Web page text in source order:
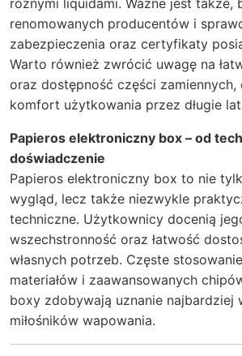
różnymi liquidami. Ważne jest także,
renomowanych producentów i
zabezpieczenia oraz certyfikaty
Warto również zwrócić uwagę na
oraz dostępność części zamiennych,
komfort użytkowania przez długie
Papieros elektroniczny box – od
doświadczenie
Papieros elektroniczny box to nie
wygląd, lecz także niezwykle
techniczne. Użytkownicy docenią
wszechstronność oraz łatwość
własnych potrzeb. Częste
materiałów i zaawansowanych
boxy zdobywają uznanie najbardziej
miłośników wapowania.